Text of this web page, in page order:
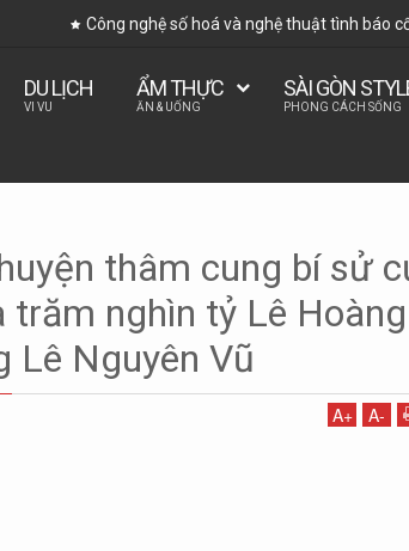
Công nghệ số hoá và nghệ thuật tình báo
DU LỊCH
VI VU
ẨM THỰC
ĂN & UỐNG
SÀI GÒN
PHONG CÁCH SỐNG
Tiêu điểm
sử của vợ chồng đại gia trăm nghìn tỷ Lê Hoàng Diệp
thâm cung bí sử
trăm nghìn tỷ Lê
Lê Nguyên Vũ
A+ A-